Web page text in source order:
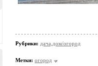
Рубрики: дача,дом/огород
Метки: огород